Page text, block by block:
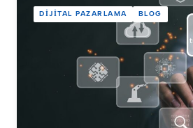
DIJITAL PAZARLAMA BLOG